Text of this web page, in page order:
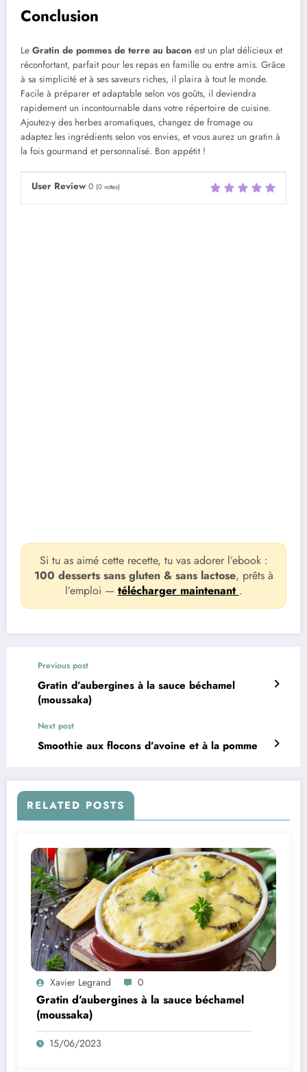
Conclusion
Le Gratin de pommes de terre au bacon est un plat délicieux et
réconfortant, parfait pour les repas en famille ou entre amis. Grâce
à sa simplicité et à ses saveurs riches, il plaira à tout le monde.
Facile à préparer et adaptable selon vos goûts, il deviendra
rapidement un incontournable dans votre répertoire de cuisine.
Ajoutez-y des herbes aromatiques, changez de fromage ou
adaptez les ingrédients selon vos envies, et vous aurez un gratin à
la fois gourmand et personnalisé. Bon appétit !
User Review 0 (0 votes)
Si tu as aimé cette recette, tu vas adorer l’ebook :
100 desserts sans gluten & sans lactose, prêts à
l’emploi — télécharger maintenant .
Previous post
Gratin d’aubergines à la sauce béchamel
(moussaka)
Next post
Smoothie aux flocons d’avoine et à la pomme
RELATED POSTS
Xavier Legrand 0
Gratin d’aubergines à la sauce béchamel
(moussaka)
15/06/2023